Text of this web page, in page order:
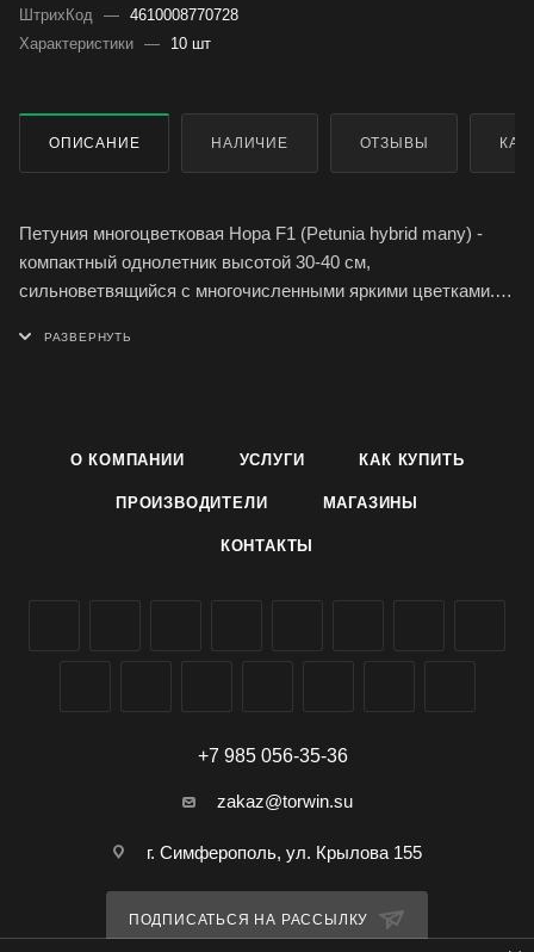
ШтрихКод — 4610008770728
Характеристики — 10 шт
ОПИСАНИЕ НАЛИЧИЕ ОТЗЫВЫ
Петуния многоцветковая Нора F1 (Petunia hybrid many) -
компактный однолетник высотой 30-40 см,
сильноветвящийся с многочисленными яркими цветками.
а также великолепно смотрится в балконных ящиках и
Цветет обильно и продолжительно с июня до заморозков.
неблагоприятным погодным условиям.
О КОМПАНИИ УСЛУГИ КАК КУПИТЬ
ПРОИЗВОДИТЕЛИ МАГАЗИНЫ
КОНТАКТЫ
+7 985 056-35-36
zakaz@torwin.su
г. Симферополь, ул. Крылова 155
ПОДПИСАТЬСЯ НА РАССЫЛКУ